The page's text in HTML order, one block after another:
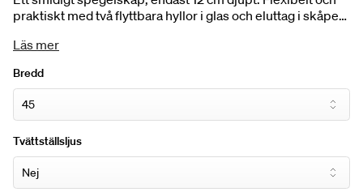
praktiskt med två flyttbara hyllor i glas och eluttag i skåpets
välja till tvättställsbelysning. Finns i färgerna vit och grå.
Läs mer
Bredd
Tvättställsljus